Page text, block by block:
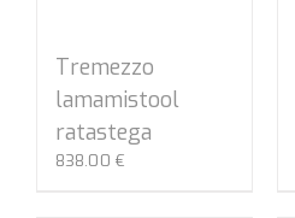
Tremezzo
lamamistool
ratastega
838.00 €